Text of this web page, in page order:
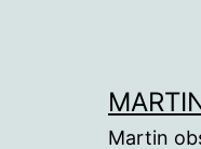
Martin